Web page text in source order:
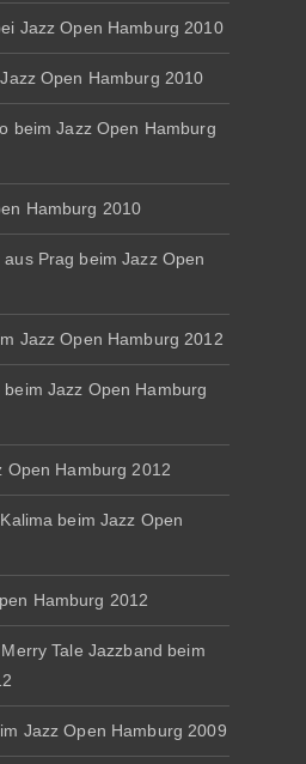
Jazz Open Hamburg 2010
Open Hamburg 2010
beim Jazz Open Hamburg
Hamburg 2010
Prag beim Jazz Open
Jazz Open Hamburg 2012
Jazz Open Hamburg
Open Hamburg 2012
beim Jazz Open
Hamburg 2012
Tale Jazzband beim
Jazz Open Hamburg 2009